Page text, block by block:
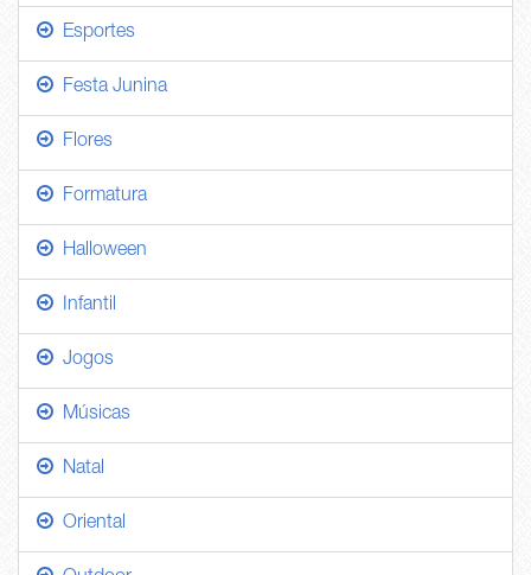
Esportes
Festa Junina
Flores
Formatura
Halloween
Infantil
Jogos
Músicas
Natal
Oriental